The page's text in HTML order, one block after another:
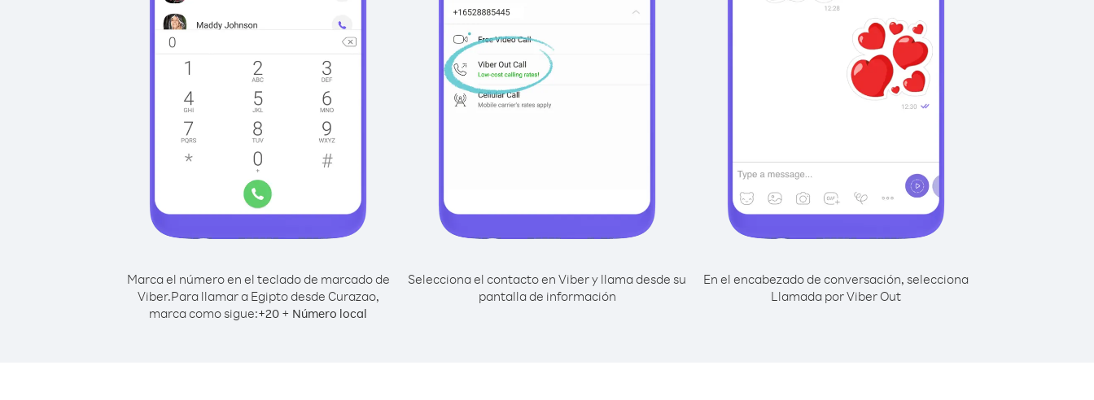
Marca el número en el teclado de marcado de
Viber.Para llamar a Egipto desde Curazao,
marca como sigue:+20 + Número local
Selecciona el contacto en Viber y llama desde su
pantalla de información
En el encabezado de conversación, selecciona
Llamada por Viber Out